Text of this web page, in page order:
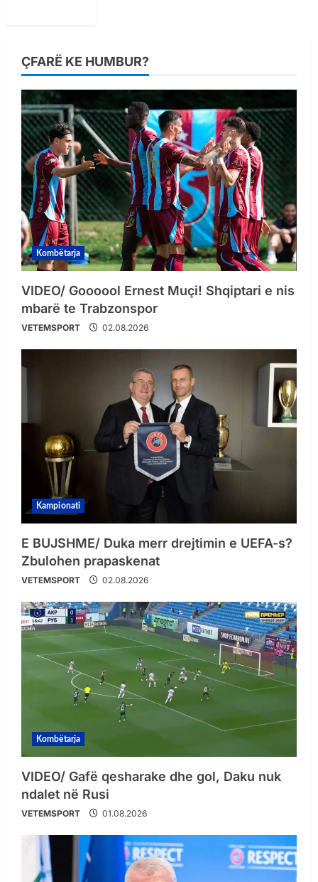
ÇFARË KE HUMBUR?
Kombëtarja
VIDEO/ Goooool Ernest Muçi! Shqiptari e nis
mbarë te Trabzonspor
VETEMSPORT 02.08.2026
Kampionati
E BUJSHME/ Duka merr drejtimin e UEFA-s?
Zbulohen prapaskenat
VETEMSPORT 02.08.2026
Kombëtarja
VIDEO/ Gafë qesharake dhe gol, Daku nuk
ndalet në Rusi
VETEMSPORT 01.08.2026